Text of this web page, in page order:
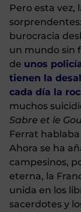
Pero esta vez,
burocracia
un mundo sin
de unos
tienen la
cada día la
muchos
Sabre et le
Ferrat
Ahora se ha
campesinos,
eterna, la
unida en los
sacerdotes y